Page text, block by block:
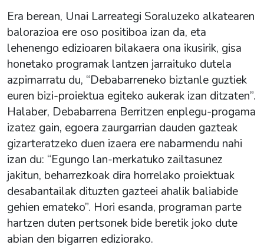
Era berean, Unai Larreategi Soraluzeko alkatearen
balorazioa ere oso positiboa izan da, eta
lehenengo edizioaren bilakaera ona ikusirik, gisa
honetako programak lantzen jarraituko dutela
azpimarratu du, “Debabarreneko biztanle guztiek
euren bizi-proiektua egiteko aukerak izan ditzaten”.
Halaber, Debabarrena Berritzen enplegu-progama
izatez gain, egoera zaurgarrian dauden gazteak
gizarteratzeko duen izaera ere nabarmendu nahi
izan du: “Egungo lan-merkatuko zailtasunez
jakitun, beharrezkoak dira horrelako proiektuak
desabantailak dituzten gazteei ahalik baliabide
gehien emateko”. Hori esanda, programan parte
hartzen duten pertsonek bide beretik joko dute
abian den bigarren ediziorako.